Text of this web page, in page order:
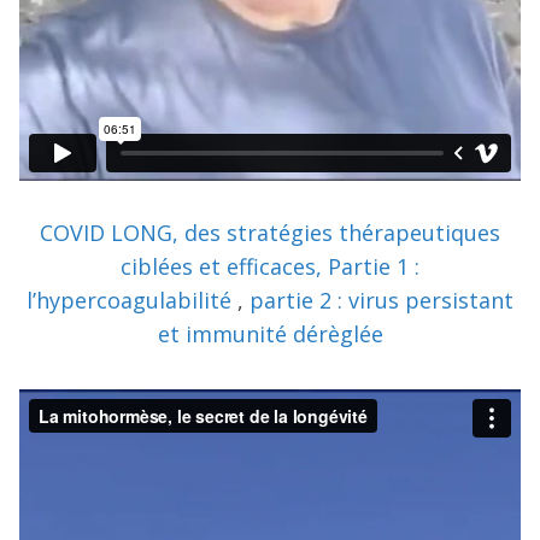
COVID LONG, des stratégies thérapeutiques
ciblées et efficaces, Partie 1 :
l’hypercoagulabilité , partie 2 : virus persistant
et immunité dérèglée